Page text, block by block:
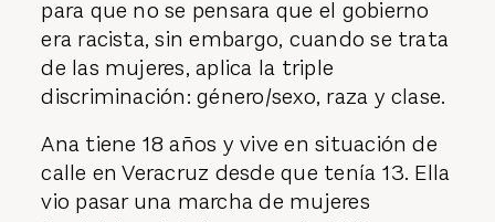
para que no se pensara que el gobierno
era racista, sin embargo, cuando se trata
de las mujeres, aplica la triple
discriminación: género/sexo, raza y clase.
Ana tiene 18 años y vive en situación de
calle en Veracruz desde que tenía 13. Ella
vio pasar una marcha de mujeres